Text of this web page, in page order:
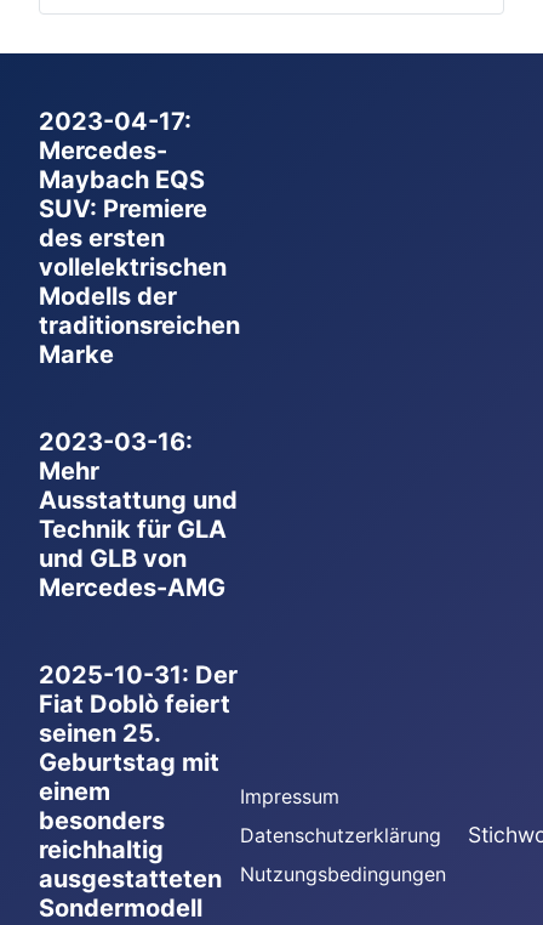
2023-04-17:
Mercedes-
Maybach EQS
SUV: Premiere
des ersten
vollelektrischen
Modells der
traditionsreichen
Marke
2023-03-16:
Mehr
Ausstattung und
Technik für GLA
und GLB von
Mercedes-AMG
2025-10-31: Der
Fiat Doblò feiert
seinen 25.
Geburtstag mit
einem
besonders
reichhaltig
ausgestatteten
Sondermodell
Impressum
Datenschutzerklärung
Nutzungsbedingungen